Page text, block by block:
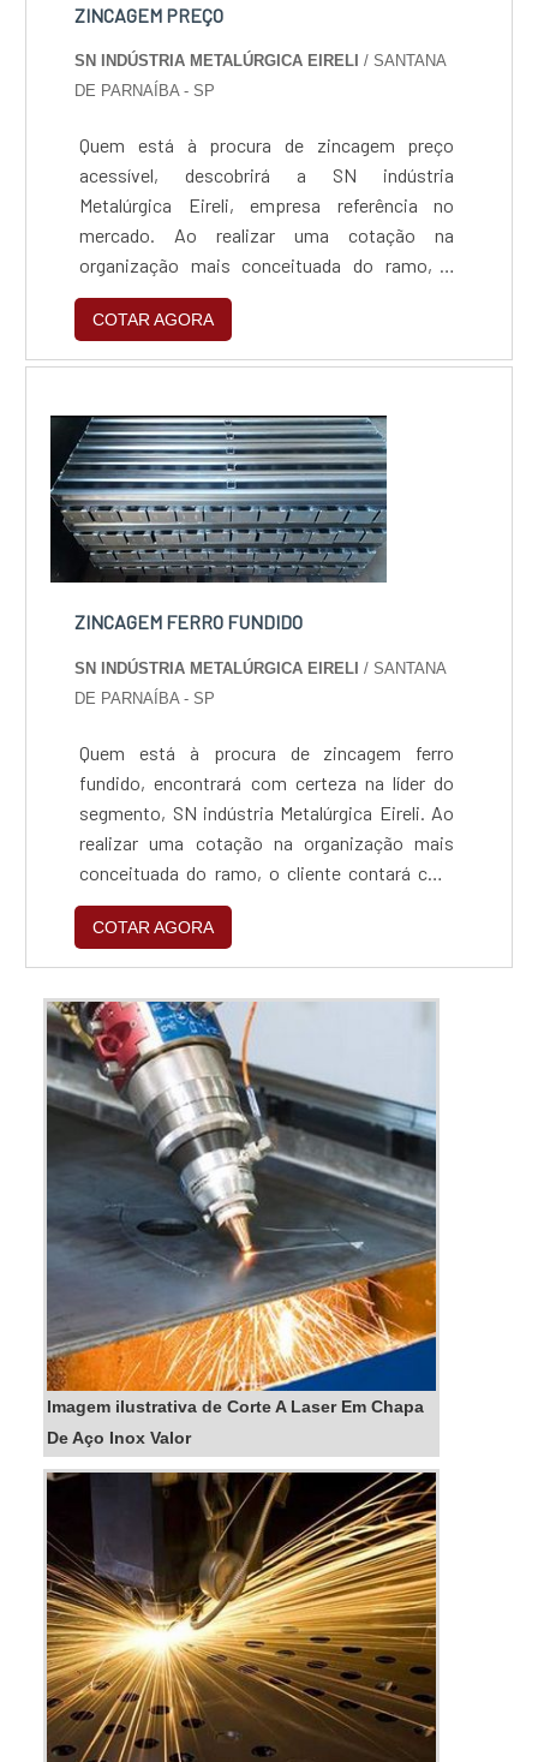
ZINCAGEM PREÇO
SN INDÚSTRIA METALÚRGICA EIRELI/ SANTANA
DE PARNAÍBA - SP
Quem está à procura de zincagem preço
acessível, descobrirá a SN indústria
Metalúrgica Eireli, empresa referência no
mercado. Ao realizar uma cotação na
organização mais conceituada do ramo, o
cliente contará com serviços de excelência e o
suporte de especialistas para sanar eventuais
dúvidas.ZINCAGEM PREÇO JUSTO E
acessível em uma empresa que preza pela
segurança, encontra na internet a SN indús...
COTAR AGORA
ZINCAGEM FERRO FUNDIDO
SN INDÚSTRIA METALÚRGICA EIRELI/ SANTANA
DE PARNAÍBA - SP
Quem está à procura de zincagem ferro
fundido, encontrará com certeza na líder do
segmento, SN indústria Metalúrgica Eireli. Ao
realizar uma cotação na organização mais
conceituada do ramo, o cliente contará com
serviços de excelência e o suporte de
especialistas para sanar eventuais
dúvidas.Quando o assunto é zincagem ferro
Metalúrgica Eireli o cliente encontrará ótima
qualidade e um design...
COTAR AGORA
Imagem ilustrativa de Corte A Laser Em Chapa
De Aço Inox Valor